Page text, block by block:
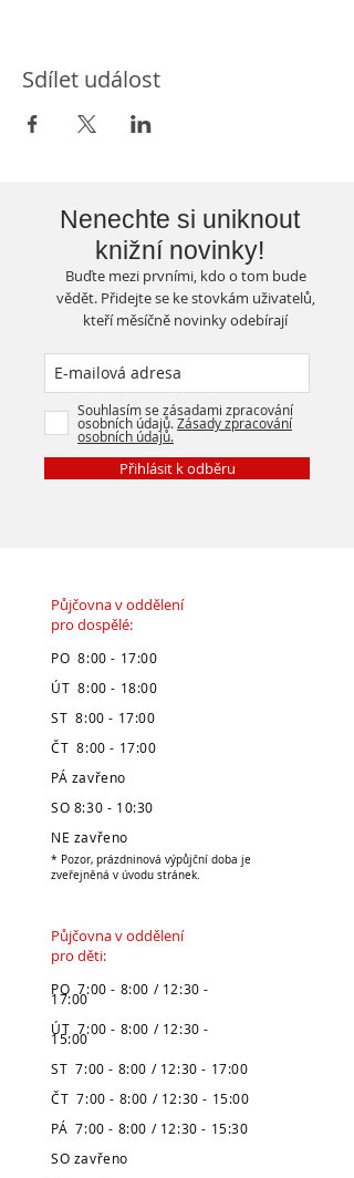
Sdílet událost
Nenechte si uniknout
knižní novinky!
Buďte mezi prvními, kdo o tom bude
vědět. Přidejte se ke stovkám uživatelů,
kteří měsíčně novinky odebírají
Souhlasím se zásadami zpracování
osobních údajů.Zásady zpracování
osobních údajů.
Přihlásit k odběru
Půjčovna v oddělení
pro dospělé:
PO 8:00 - 17:00
ÚT 8:00 - 18:00
ST 8:00 - 17:00
ČT 8:00 - 17:00
PÁ zavřeno
SO 8:30 - 10:30
NE zavřeno
* Pozor, prázdninová výpůjční doba je
zveřejněná v úvodu stránek.
Půjčovna v oddělení
pro děti:
PO 7:00 - 8:00 / 12:30 -
17:00
ÚT 7:00 - 8:00 / 12:30 -
15:00
ST 7:00 - 8:00 / 12:30 - 17:00
ČT 7:00 - 8:00 / 12:30 - 15:00
PÁ 7:00 - 8:00 / 12:30 - 15:30
SO zavřeno